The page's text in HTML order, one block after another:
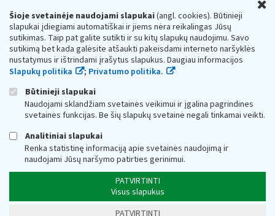
Šioje svetainėje naudojami slapukai(angl. cookies). Būtinieji
slapukai įdiegiami automatiškai ir jiems nėra reikalingas Jūsų
sutikimas. Taip pat galite sutikti ir su kitų slapukų naudojimu. Savo
sutikimą bet kada galėsite atšaukti pakeisdami interneto naršyklės
nustatymus ir ištrindami įrašytus slapukus. Daugiau informacijos
Slapukų politika
; Privatumo politika.
Būtinieji slapukai
Naudojami sklandžiam svetainės veikimui ir įgalina pagrindines
svetainės funkcijas. Be šių slapukų svetainė negali tinkamai veikti.
Analitiniai slapukai
Renka statistinę informaciją apie svetainės naudojimą ir
naudojami Jūsų naršymo patirties gerinimui.
PATVIRTINTI
Visus slapukus
PATVIRTINTI
Respublikos finansų ministerijos
Biudžetinė įstaiga. Juridinio asmens kodas — 188659752,
adresas: Vasario 16-osios g. 14, 01107 Vilnius, Lietuva, el.paštas:
vmi@vmi.lt, E. pristatymo dėžutės adresas 188659752
Duomenys apie Valstybinę mokesčių inspekciją prie Lietuvos
Respublikos finansų ministerijos kaupiami ir saugomi Juridinių